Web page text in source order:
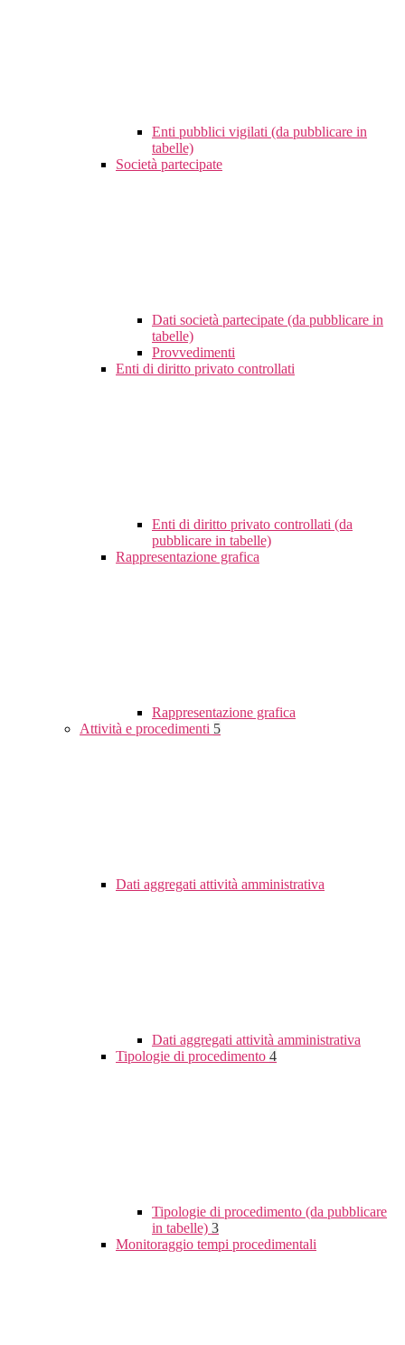
Enti pubblici vigilati (da pubblicare in
tabelle)
Società partecipate
Dati società partecipate (da pubblicare in
tabelle)
Provvedimenti
Enti di diritto privato controllati
Enti di diritto privato controllati (da
pubblicare in tabelle)
Rappresentazione grafica
Rappresentazione grafica
Attività e procedimenti 5
Dati aggregati attività amministrativa
Dati aggregati attività amministrativa
Tipologie di procedimento 4
Tipologie di procedimento (da pubblicare
in tabelle) 3
Monitoraggio tempi procedimentali